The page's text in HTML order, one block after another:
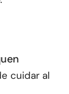
cuidar al